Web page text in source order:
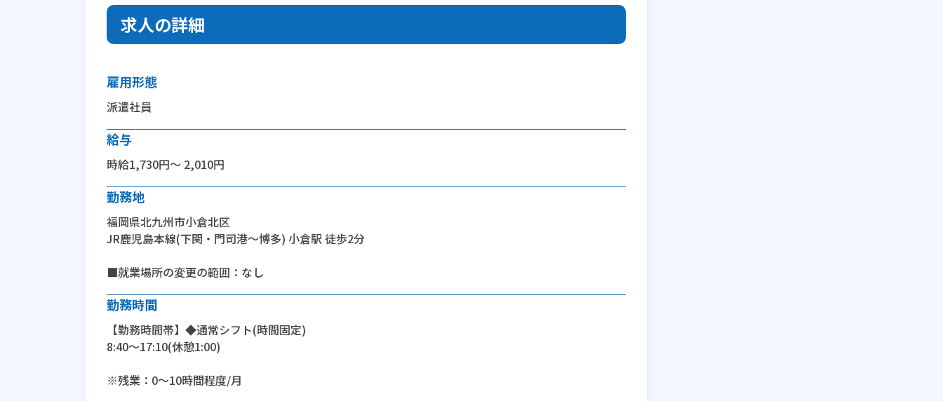
求人の詳細
雇用形態
派遣社員
給与
時給1,730円～ 2,010円
勤務地
福岡県北九州市小倉北区
JR鹿児島本線(下関・門司港～博多) 小倉駅 徒歩2分
■就業場所の変更の範囲：なし
勤務時間
【勤務時間帯】◆通常シフト(時間固定)
8:40〜17:10(休憩1:00)
※残業：0〜10時間程度/月